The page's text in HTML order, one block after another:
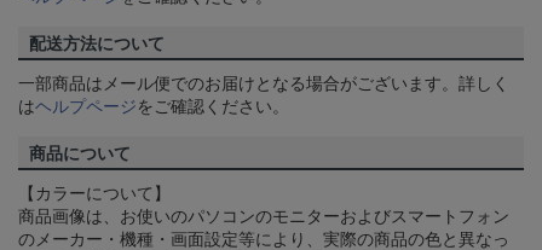
配送方法について
一部商品はメール便でのお届けとなる場合がございます。詳しく
はヘルプページをご確認ください。
商品について
【カラーについて】
商品画像は、お使いのパソコンのモニターおよびスマートフォン
のメーカー・機種・画面設定等により、実際の商品の色と異なっ